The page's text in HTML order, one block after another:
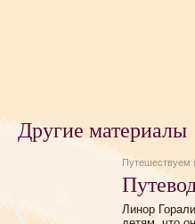
Другие материалы
Путешествуем
Линор